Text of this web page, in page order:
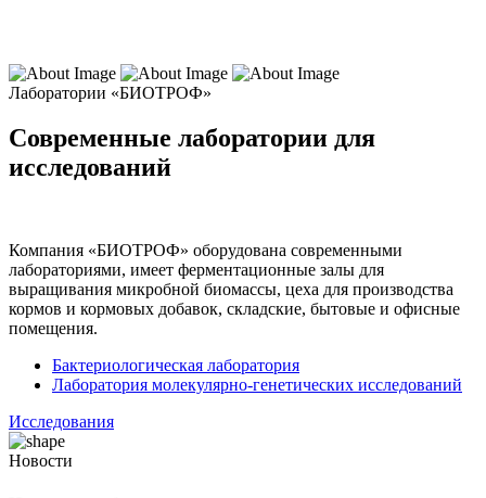
Лаборатории «БИОТРОФ»
Современные лаборатории для
исследований
Компания «БИОТРОФ» оборудована современными
лабораториями, имеет ферментационные залы для
выращивания микробной биомассы, цеха для производства
кормов и кормовых добавок, складские, бытовые и офисные
помещения.
Бактериологическая лаборатория
Лаборатория молекулярно-генетических исследований
Исследования
Новости